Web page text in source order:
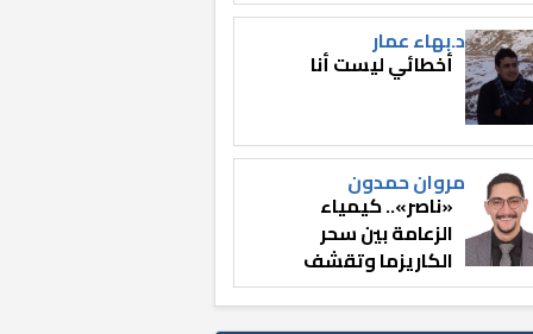
د.بهاء عمار
أخطائي ليست أنا
مروان حمدون
«ناصر».. كيمياء
الزعامة بين سحر
الكاريزما وتقشف
الثائر